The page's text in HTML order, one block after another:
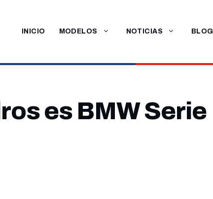
INICIO MODELOS NOTICIAS BLOG
es BMW Serie